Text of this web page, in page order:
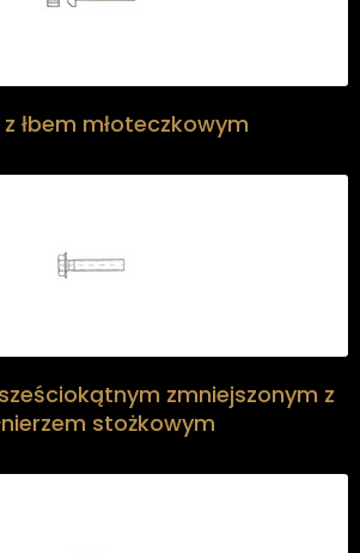
łbem młoteczkowym
zmniejszonym z
stożkowym